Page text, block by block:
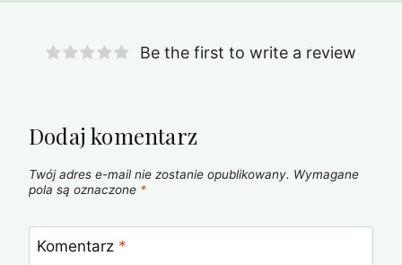
Be the first to write a review
Dodaj komentarz
Twój adres e-mail nie zostanie opublikowany. Wymagane
pola są oznaczone *
Komentarz *